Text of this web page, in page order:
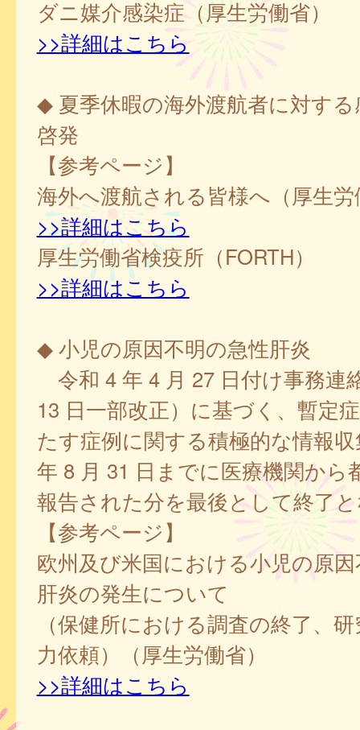
ダニ媒介感染症（厚生労働省）
>>詳細はこちら
◆ 夏季休暇の海外渡航者に対する
啓発
【参考ページ】
海外へ渡航される皆様へ（厚生労
>>詳細はこちら
厚生労働省検疫所（FORTH）
>>詳細はこちら
◆ 小児の原因不明の急性肝炎
令和 4 年 4 月 27 日付け事務連
13 日一部改正）に基づく、暫定
たす症例に関する積極的な情報
年 8 月 31 日までに医療機関から
報告された分を最後として終了
【参考ページ】
欧州及び米国における小児の原
肝炎の発生について
（保健所における調査の終了、
力依頼）（厚生労働省）
>>詳細はこちら